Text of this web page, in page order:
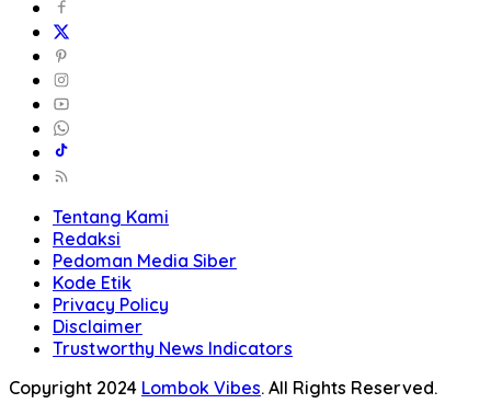
Tentang Kami
Redaksi
Pedoman Media Siber
Kode Etik
Privacy Policy
Disclaimer
Trustworthy News Indicators
Copyright 2024 Lombok Vibes. All Rights Reserved.